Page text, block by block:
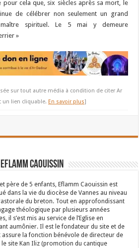
pour cela que, six siècles après sa mort, le
de célébrer non seulement un grand
spirituel. Le 5 mai y demeure
»
sur tout autre média à condition de citer Ar
un lien cliquable. En savoir plus]
Caouissin
père de 5 enfants, Eflamm Caouissin est
dans la vie du diocèse de Vannes au niveau
du breton. Tout en approfondissant
théologique par plusieurs années
il s’est mis au service de l’Eglise en
aumônier. Il est le fondateur du site et de
la fonction bénévole de directeur de
site Kan Iliz (promotion du cantique